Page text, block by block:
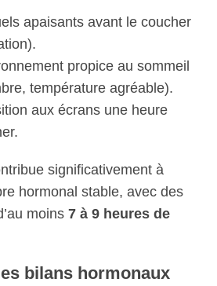
apaisants avant le coucher
propice au sommeil
température agréable).
aux écrans une heure
significativement à
hormonal stable, avec des
moins 7 à 9 heures de
bilans hormonaux